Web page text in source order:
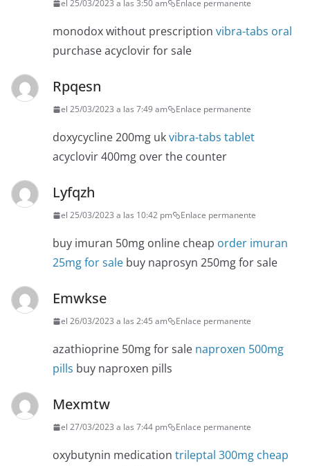
el 25/03/2023 a las 3:50 am Enlace permanente
monodox without prescription vibra-tabs oral
purchase acyclovir for sale
Rpqesn
el 25/03/2023 a las 7:49 am Enlace permanente
doxycycline 200mg ukvibra-tabs tablet
acyclovir 400mg over the counter
Lyfqzh
el 25/03/2023 a las 10:42 pm Enlace permanente
buy imuran 50mg online cheap order imuran
25mg for sale buy naprosyn 250mg for sale
Emwkse
el 26/03/2023 a las 2:45 am Enlace permanente
azathioprine 50mg for sale naproxen 500mg
pills buy naproxen pills
Mexmtw
el 27/03/2023 a las 7:44 pm Enlace permanente
oxybutynin medication trileptal 300mg cheap